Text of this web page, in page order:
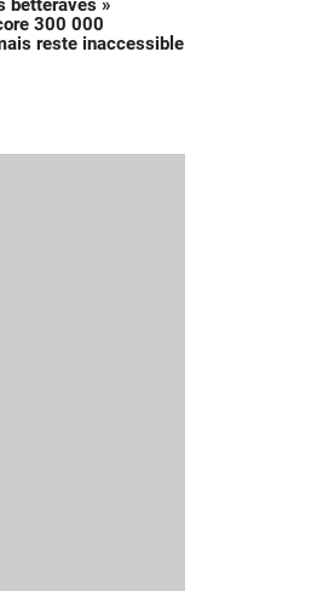
betteraves »
300 000
reste inaccessible